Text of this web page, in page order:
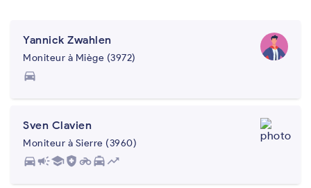
Yannick Zwahlen
Moniteur à Miège (3972)
directions_car
Sven Clavien
Moniteur à Sierre (3960)
directions_carcampaignschool health_and_safety motorcyclelocal_taxi trending_up